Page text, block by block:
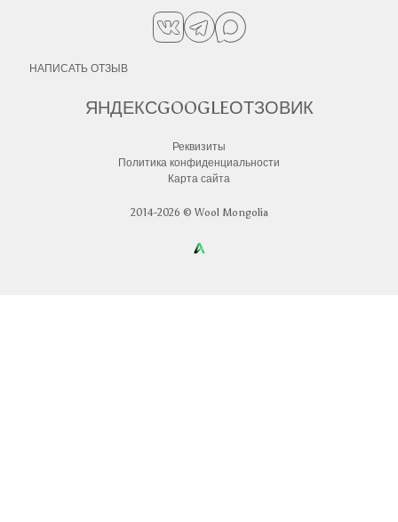
НАПИСАТЬ ОТЗЫВ
ЯНДЕКСGOOGLEОТЗОВИК
Реквизиты
Политика конфиденциальности
Карта сайта
2014-2026 © Wool Mongolia